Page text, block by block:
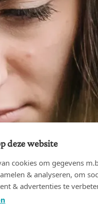
deze website
cookies om gegevens
& analyseren, om
& advertenties te